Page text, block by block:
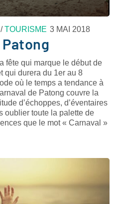
/TOURISME 3 MAI 2018
fête qui marque le début de
qui durera du 1er au 8
où le temps a tendance à
de Patong couvre la
d’échoppes, d’éventaires
oublier toute la palette de
que le mot « Carnaval »